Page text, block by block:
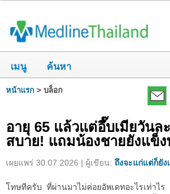
เมนู ค้นหา
หน้าแรก > บล็อก
อายุ 65 แล้วแต่อึ๊บเมียวันล
สบาย! แถมน้องชายยังแข็
เผยแพร่ 30.07.2026 | ผู้เขียน: ถึงจะแก่แต่ก็ยัง
โทษทีครับ ที่ผ่านมาไม่ค่อยอัพเดทอะไรเท่าไร